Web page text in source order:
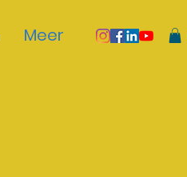
Meer